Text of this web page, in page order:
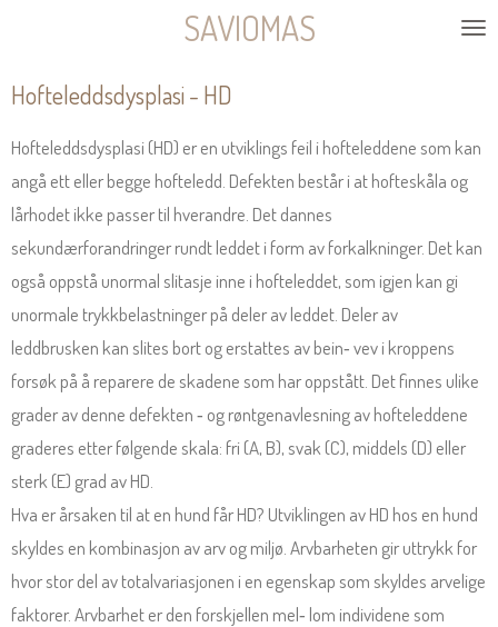
hovedinnhold
SAVIOMAS
Hofteleddsdysplasi - HD
​Hofteleddsdysplasi (HD) er en utviklings feil i hofteleddene som kan
angå ett eller begge hofteledd. Defekten består i at hofteskåla og
lårhodet ikke passer til hverandre. Det dannes
sekundærforandringer rundt leddet i form av forkalkninger. Det kan
også oppstå unormal slitasje inne i hofteleddet, som igjen kan gi
unormale trykkbelastninger på deler av leddet. Deler av
leddbrusken kan slites bort og erstattes av bein‐ vev i kroppens
forsøk på å reparere de skadene som har oppstått. Det finnes ulike
grader av denne defekten ‐ og røntgenavlesning av hofteleddene
graderes etter følgende skala: fri (A, B), svak (C), middels (D) eller
sterk (E) grad av HD.
Hva er årsaken til at en hund får HD? Utviklingen av HD hos en hund
skyldes en kombinasjon av arv og miljø. Arvbarheten gir uttrykk for
hvor stor del av totalvariasjonen i en egenskap som skyldes arvelige
faktorer. Arvbarhet er den forskjellen mel‐ lom individene som